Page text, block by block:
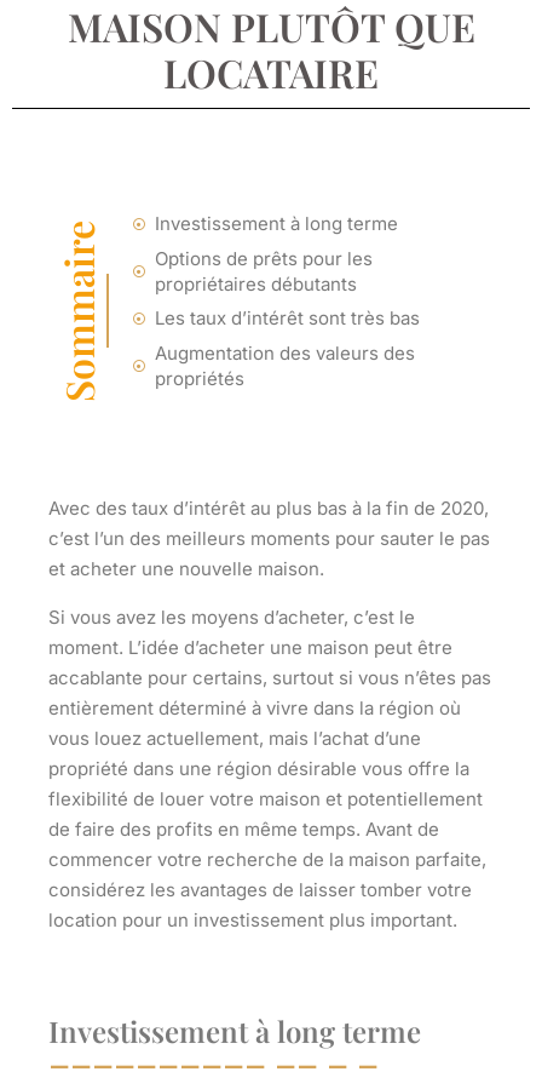
MAISON PLUTÔT QUE
LOCATAIRE
Sommaire
Investissement à long terme
Options de prêts pour les
propriétaires débutants
Les taux d’intérêt sont très bas
Augmentation des valeurs des
propriétés
Avec des taux d’intérêt au plus bas à la fin de 2020,
c’est l’un des meilleurs moments pour sauter le pas
et acheter une nouvelle maison.
Si vous avez les moyens d’acheter, c’est le
moment. L’idée d’acheter une maison peut être
accablante pour certains, surtout si vous n’êtes pas
entièrement déterminé à vivre dans la région où
vous louez actuellement, mais l’achat d’une
propriété dans une région désirable vous offre la
flexibilité de louer votre maison et potentiellement
de faire des profits en même temps. Avant de
commencer votre recherche de la maison parfaite,
considérez les avantages de laisser tomber votre
location pour un investissement plus important.
Investissement à long terme